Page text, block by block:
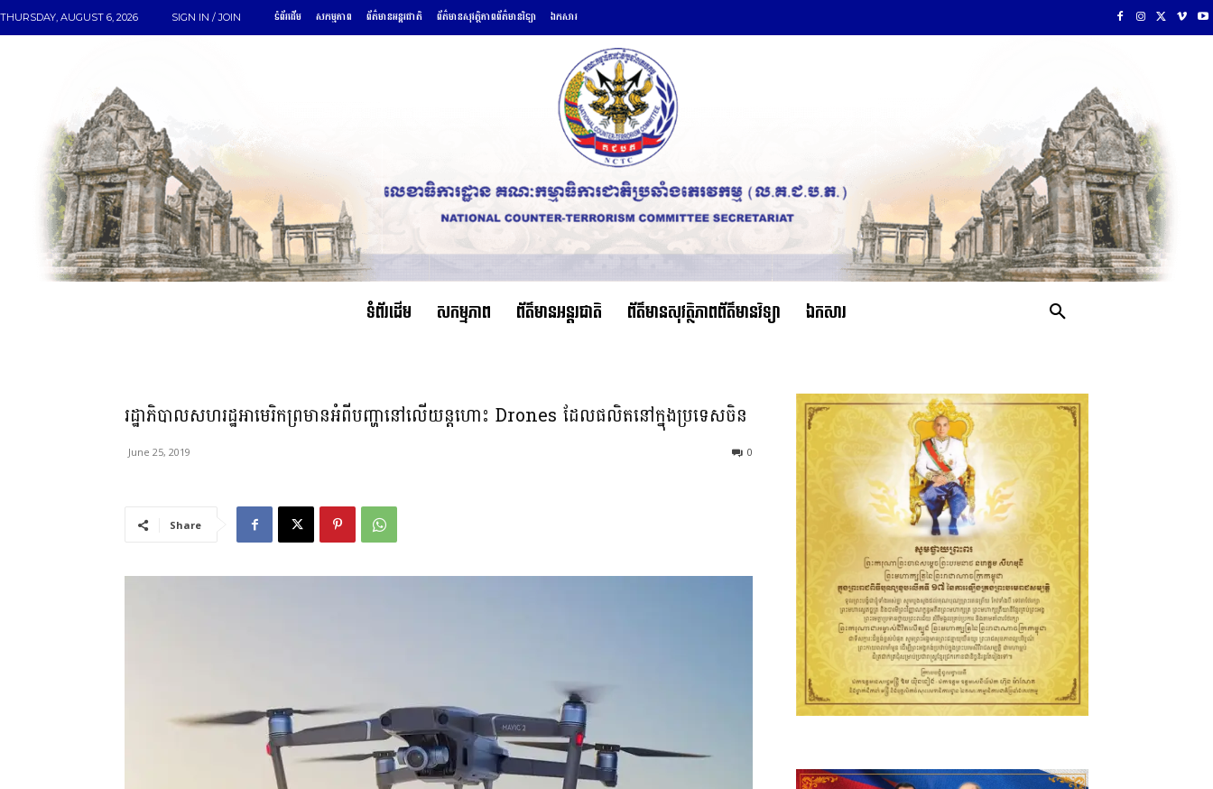
THURSDAY, AUGUST 6, 2026 SIGN IN / JOIN ទំព័រដើម សកម្មភាព ព័ត៌មានអន្តរជាតិ ព័ត៌មានសុវត្ថិភាពព័ត៌មានវិទ្យា ឯកសារ
ទំព័រដើម សកម្មភាព ព័ត៌មានអន្តរជាតិ ព័ត៌មានសុវត្ថិភាពព័ត៌មានវិទ្យា ឯកសារ
រដ្ឋាភិបាលសហរដ្ឋអាមេរិកព្រមានអំពីបញ្ហានៅលើយន្តហោះ Drones ដែលផលិតនៅក្នុងប្រទេសចិន
June 25, 2019 0
Share